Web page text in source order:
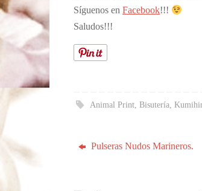
Síguenos en Facebook!!!
Saludos!!!
Animal Print ,Bisutería ,
Pulseras Nudos Marineros.